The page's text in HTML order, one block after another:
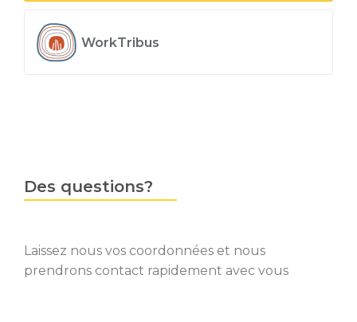
WorkTribus
Des questions?
Laissez nous vos coordonnées et nous
prendrons contact rapidement avec vous